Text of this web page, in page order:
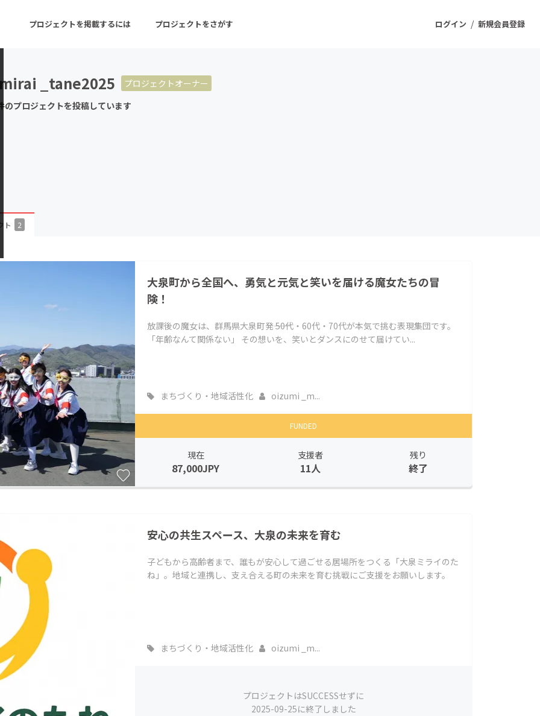
ログイン / 新規会員登録
プロジェクトを掲載するには プロジェクトをさがす
ーン 注目の新着プロジェクト
チャレンジ
CAMPFIRE Creation
CAMPFIREふるさと納税
machi-ya
_tane2025
プロジェクトオーナー
のプロジェクトを投稿しています
ト 2
大泉町から全国へ、勇気と元気と笑いを届ける魔女たちの冒
険！
放課後の魔女は、群馬県大泉町発―― 50代・60代・70代が本気で挑む表現集団です。
「年齢なんて関係ない」 その想いを、笑いとダンスにのせて届けてい...
まちづくり・地域活性化 oizumi _m...
FUNDED
現在
87,000JPY
支援者
11人
残り
終了
安心の共生スペース、大泉の未来を育む
子どもから高齢者まで、誰もが安心して過ごせる居場所をつくる「大泉ミライのた
ね」。地域と連携し、支え合える町の未来を育む挑戦にご支援をお願いします。
まちづくり・地域活性化 oizumi _m...
プロジェクトはSUCCESSせずに
2025-09-25に終了しました